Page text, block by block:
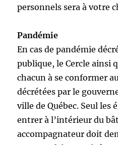
personnels sera à votre
Pandémie
En cas de pandémie
publique, le Cercle ainsi
chacun à se conformer
décrétées par le
ville de Québec. Seul les
entrer à l’intérieur du
accompagnateur doit